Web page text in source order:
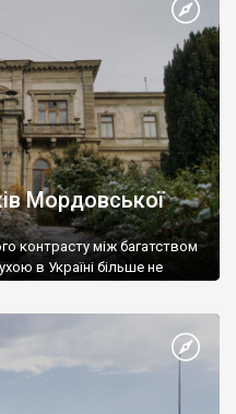
Мордовської
контрасту між багатством
в Україні більше не